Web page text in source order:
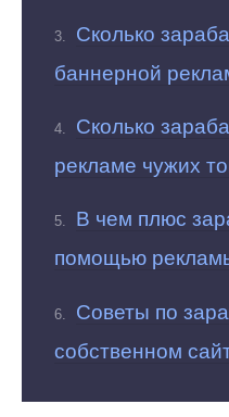
Сколько
баннерной
Сколько
рекламе чужих
В чем плюс
помощью
Советы по
собственном